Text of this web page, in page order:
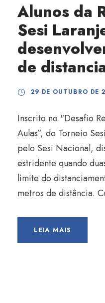
Alunos da
Sesi
de
29 DE OUTUBRO DE
Inscrito no "Desafio
Aulas”, do Torneio
pelo Sesi Nacional,
estridente quando
limite do
metros de distância.
LEIA MAIS